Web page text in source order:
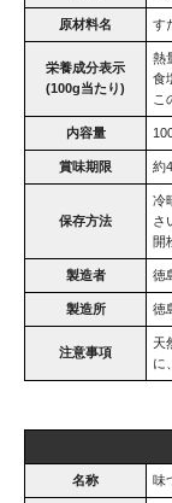
原材料名 す
栄養成分表示
(100g当たり)
熱
食
こ
内容量
賞味期限 約
保存方法
冷
さ
開
製造者 徳
製造所 徳
注意事項
天
に
名称 味